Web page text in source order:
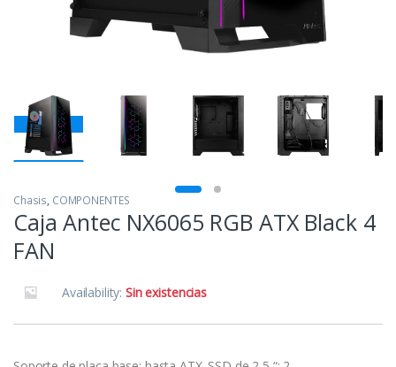
Chasis, COMPONENTES
Caja Antec NX6065 RGB ATX Black 4
FAN
Availability:Sin existencias